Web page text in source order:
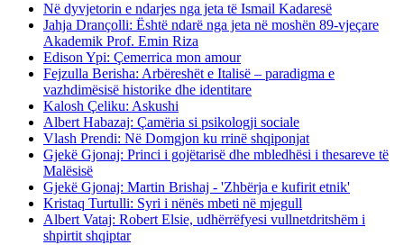
Në dyvjetorin e ndarjes nga jeta të Ismail Kadaresë
Jahja Drançolli: Është ndarë nga jeta në moshën 89-vjeçare
Akademik Prof. Emin Riza
Edison Ypi: Çemerrica mon amour
Fejzulla Berisha: Arbëreshët e Italisë – paradigma e
vazhdimësisë historike dhe identitare
Kalosh Çeliku: Askushi
Albert Habazaj: Çamëria si psikologji sociale
Vlash Prendi: Në Domgjon ku rrinë shqiponjat
Gjekë Gjonaj: Princi i gojëtarisë dhe mbledhësi i thesareve të
Malësisë
Gjekë Gjonaj: Martin Brishaj - 'Zhbërja e kufirit etnik'
Kristaq Turtulli: Syri i nënës mbeti në mjegull
Albert Vataj: Robert Elsie, udhërrëfyesi vullnetdritshëm i
shpirtit shqiptar